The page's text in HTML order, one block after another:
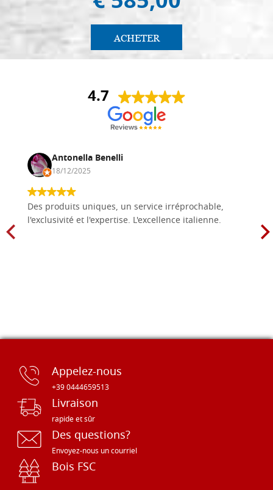
ACHETER
4.7
Antonella Benelli
18/12/2025
Des produits uniques, un service irréprochable,
l'exclusivité et l'expertise. L'excellence italienne.
Appelez-nous
+39 0444659513
Livraison
rapide et sûr
Des questions?
Envoyez-nous un courriel
Bois FSC